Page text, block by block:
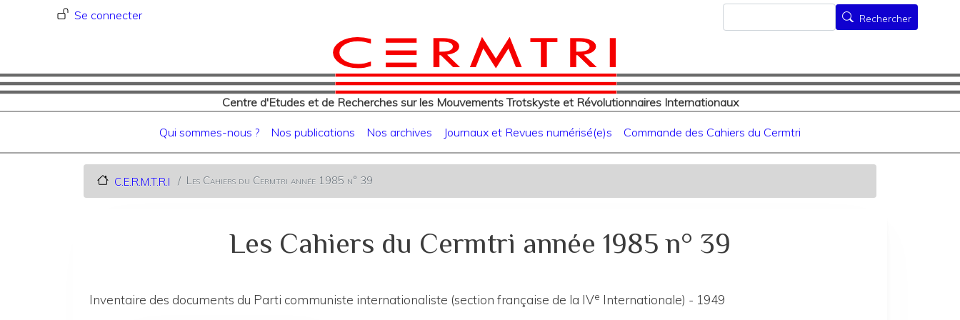
contenu
principal
Menu du compte de l'utilisateur
Se connecter
Centre d'Etudes et de Recherches sur les Mouvements Trotskyste et Révolutionnaires Internationaux
Rechercher
Rechercher
Navigation principale
Qui sommes-nous ? Nos publications Nos archives Journaux et Revues numérisé(e)s Commande des Cahiers du Cermtri
C.E.R.M.T.R.I Les Cahiers du Cermtri année 1985 n° 39
Les Cahiers du Cermtri année 1985 n° 39
Inventaire des documents du Parti communiste internationaliste (section française de la IVe Internationale) - 1949